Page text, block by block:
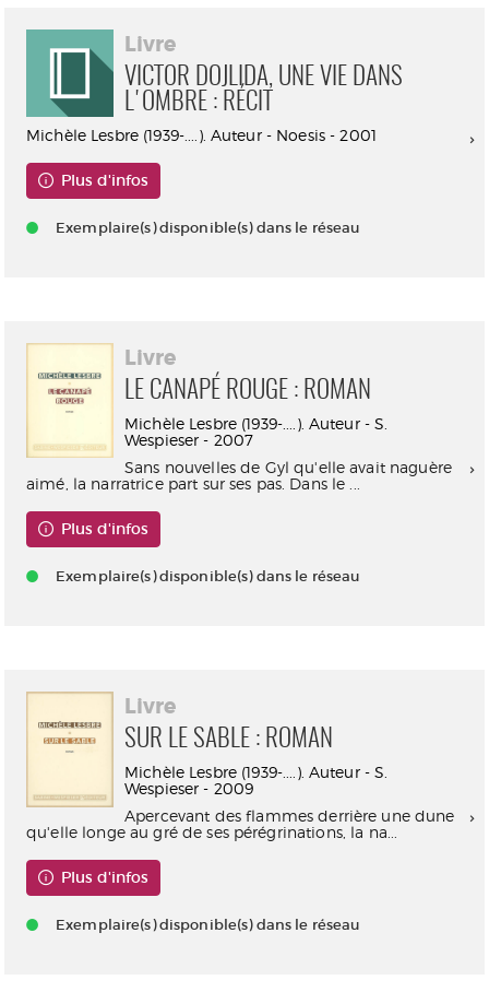
Livre
VICTOR DOJLIDA, UNE VIE DANS
L'OMBRE : RÉCIT
Michèle Lesbre (1939-....). Auteur - Noesis - 2001
Plus d'infos
Exemplaire(s) disponible(s) dans le réseau
Livre
LE CANAPÉ ROUGE : ROMAN
Michèle Lesbre (1939-....). Auteur - S.
Wespieser - 2007
Sans nouvelles de Gyl qu'elle avait naguère
aimé, la narratrice part sur ses pas. Dans le ...
Plus d'infos
Exemplaire(s) disponible(s) dans le réseau
Livre
SUR LE SABLE : ROMAN
Michèle Lesbre (1939-....). Auteur - S.
Wespieser - 2009
Apercevant des flammes derrière une dune
qu'elle longe au gré de ses pérégrinations, la na...
Plus d'infos
Exemplaire(s) disponible(s) dans le réseau